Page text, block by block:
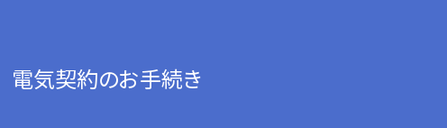
電気契約のお手続き